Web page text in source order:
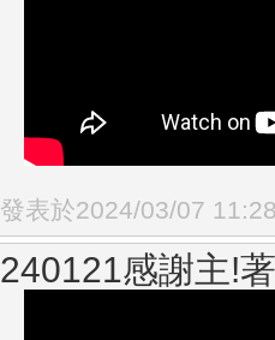
發表於2024/03/07
240121感謝主!